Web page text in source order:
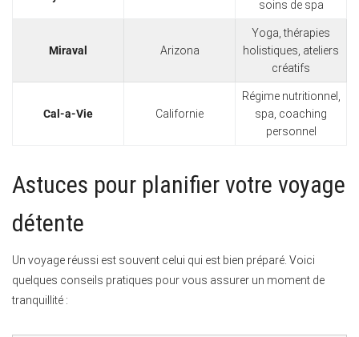
soins de spa
Miraval Arizona
Yoga, thérapies
holistiques, ateliers
créatifs
Cal-a-Vie Californie
Régime nutritionnel,
spa, coaching
personnel
Astuces pour planifier votre voyage
détente
Un voyage réussi est souvent celui qui est bien préparé. Voici
quelques conseils pratiques pour vous assurer un moment de
tranquillité :